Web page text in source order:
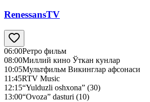
RenessansTV
06:00Ретро фильм
08:00Миллий кино Ўткан кунлар
10:05Мультфильм Викинглар афсонаси
11:45RTV Music
12:15“Yulduzli oshxona” (30)
13:00“Ovoza” dasturi (10)